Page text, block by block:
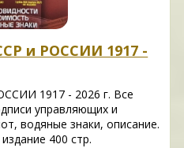
и РОССИИ 1917 -
1917 - 2026 г. Все
управляющих и
водяные знаки, описание.
400 стр.